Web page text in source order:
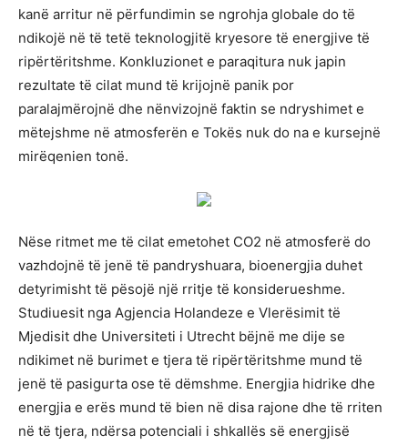
kanë arritur në përfundimin se ngrohja globale do të
ndikojë në të tetë teknologjitë kryesore të energjive të
ripërtëritshme. Konkluzionet e paraqitura nuk japin
rezultate të cilat mund të krijojnë panik por
paralajmërojnë dhe nënvizojnë faktin se ndryshimet e
mëtejshme në atmosferën e Tokës nuk do na e kursejnë
mirëqenien tonë.
Nëse ritmet me të cilat emetohet CO2 në atmosferë do
vazhdojnë të jenë të pandryshuara, bioenergjia duhet
detyrimisht të pësojë një rritje të konsiderueshme.
Studiuesit nga Agjencia Holandeze e Vlerësimit të
Mjedisit dhe Universiteti i Utrecht bëjnë me dije se
ndikimet në burimet e tjera të ripërtëritshme mund të
jenë të pasigurta ose të dëmshme. Energjia hidrike dhe
energjia e erës mund të bien në disa rajone dhe të rriten
në të tjera, ndërsa potenciali i shkallës së energjisë